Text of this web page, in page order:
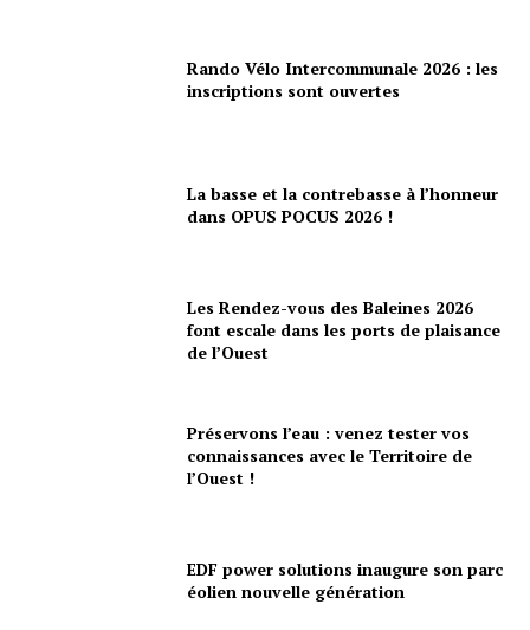
Rando Vélo Intercommunale 2026 : les
inscriptions sont ouvertes
La basse et la contrebasse à l’honneur
dans OPUS POCUS 2026 !
Les Rendez-vous des Baleines 2026
font escale dans les ports de plaisance
de l’Ouest
Préservons l’eau : venez tester vos
connaissances avec le Territoire de
l’Ouest !
EDF power solutions inaugure son parc
éolien nouvelle génération